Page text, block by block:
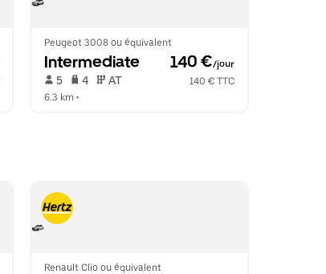
Peugeot 3008 ou équivalent
Intermediate 140 €/jour
5 4 AT
140 € TTC
6.3 km •
Renault Clio ou équivalent